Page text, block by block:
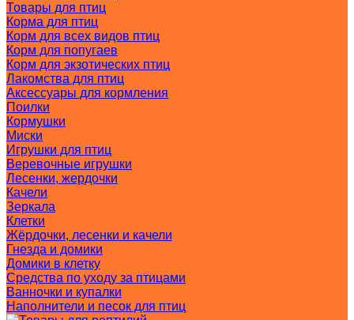
Товары для птиц
Корма для птиц
Корм для всех видов птиц
Корм для попугаев
Корм для экзотических птиц
Лакомства для птиц
Аксессуары для кормления
Поилки
Кормушки
Миски
Игрушки для птиц
Веревочные игрушки
Лесенки, жердочки
Качели
Зеркала
Клетки
Жёрдочки, лесенки и качели
Гнезда и домики
Домики в клетку
Средства по уходу за птицами
Ванночки и купалки
Наполнители и песок для птиц